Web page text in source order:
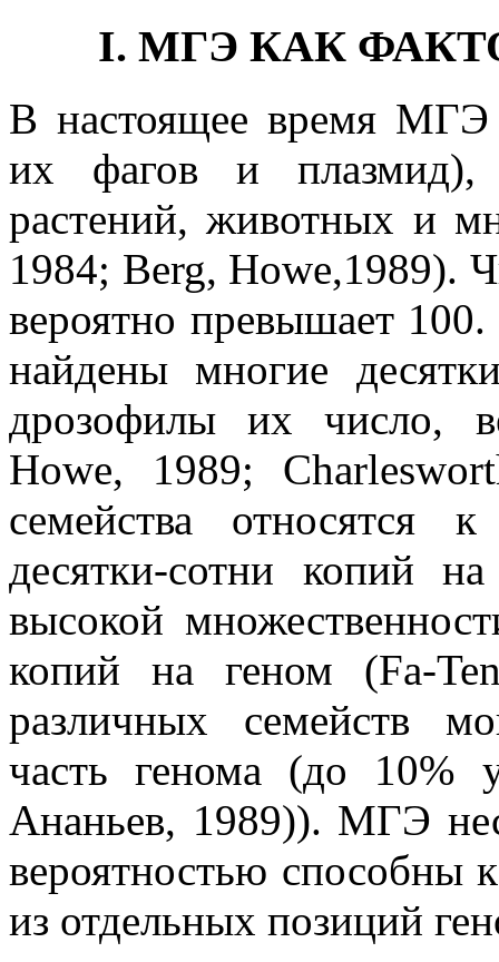
I. МГЭ КАК
В настоящее время МГЭ
их фагов и плазмид),
растений, животных и
1984; Berg, Howe,1989).
вероятно превышает
найдены многие
дрозофилы их число,
Howe, 1989;
семейства относятся
десятки-сотни копий
высокой
копий на геном (Fa-
различных семейств
часть генома (до 10%
Ананьев, 1989)). МГЭ
вероятностью способны
из отдельных позиций